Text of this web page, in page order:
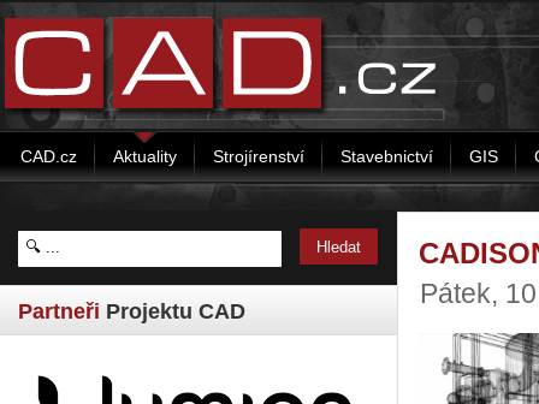
CAD.cz Aktuality Strojírenství Stavebnictví GIS
Partneři Projektu CAD
Pátek,